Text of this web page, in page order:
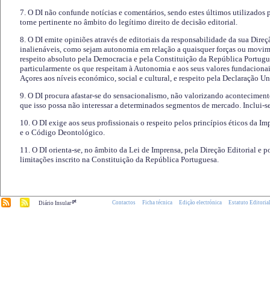
7. O DI não confunde notícias e comentários, sendo estes últimos utilizados
torne pertinente no âmbito do legítimo direito de decisão editorial.
8. O DI emite opiniões através de editoriais da responsabilidade da sua
inalienáveis, como sejam autonomia em relação a quaisquer forças ou
respeito absoluto pela Democracia e pela Constituição da República
particularmente os que respeitam à Autonomia e aos seus valores
Açores aos níveis económico, social e cultural, e respeito pela Declaração
9. O DI procura afastar-se do sensacionalismo, não valorizando
que isso possa não interessar a determinados segmentos de mercado.
10. O DI exige aos seus profissionais o respeito pelos princípios éticos da
e o Código Deontológico.
11. O DI orienta-se, no âmbito da Lei de Imprensa, pela Direção Editorial e
limitações inscrito na Constituição da República Portuguesa.
Diário Insular.pt Contactos Ficha técnica Edição electrónica Estatuto Editorial